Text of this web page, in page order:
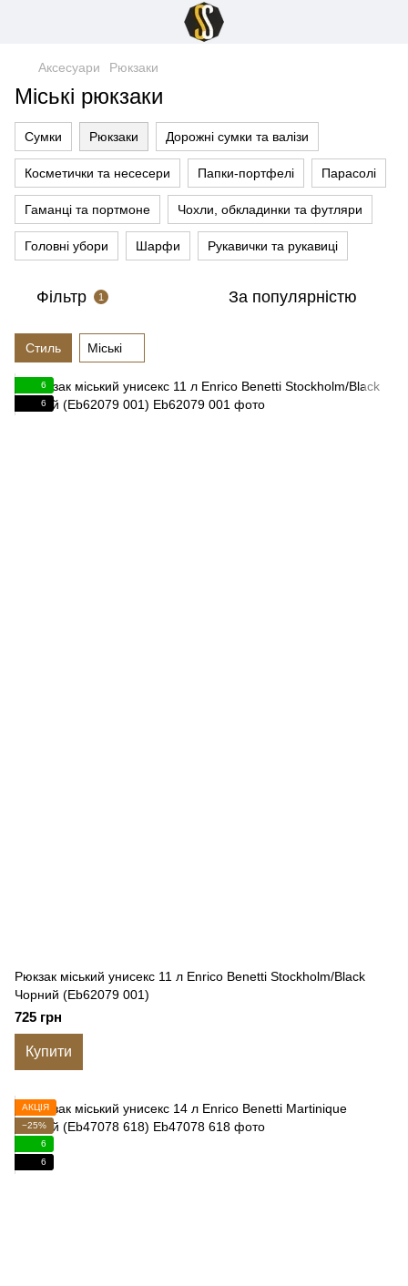
Аксесуари Рюкзаки
Міські рюкзаки
Сумки Рюкзаки Дорожні сумки та валізи
Косметички та несесери Папки-портфелі Парасолі
Гаманці та портмоне Чохли, обкладинки та футляри
Головні убори Шарфи Рукавички та рукавиці
Фільтр 1 За популярністю
Стиль Міські
6
6
Рюкзак міський унисекс 11 л Enrico Benetti Stockholm/Black
Чорний (Eb62079 001)
725 грн
Купити
АКЦІЯ
−25%
6
6